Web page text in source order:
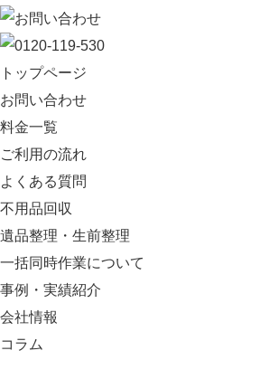
トップページ
お問い合わせ
料金一覧
ご利用の流れ
よくある質問
不用品回収
遺品整理・生前整理
一括同時作業について
事例・実績紹介
会社情報
コラム